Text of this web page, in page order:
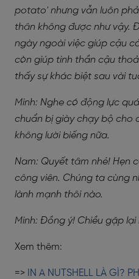
potato' nhưng vẫn luôn
thân không được như vậy.
ngày ngoài việc giúp cậu
còn giúp tinh thần cậu
thấy sự khác biệt sau vài
Minh: Nghe có động lực
chuẩn bị giày chạy bộ cho
không lười biếng nữa.
Nam: Quyết tâm nhé! Hẹn
công viên. Chúng ta cùng
lành mạnh thôi nào.
Minh: Đồng ý! Chiều gặp lại
Xem thêm:
=> IN A NUTSHELL LÀ GÌ?